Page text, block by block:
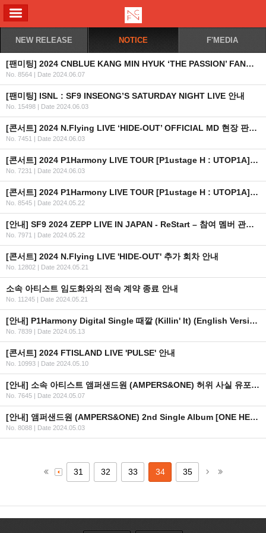
NEW RELEASE NOTICE F'MEDIA
[팬미팅] 2024 CNBLUE KANG MIN HYUK ‘THE PASSION’ FANMEETING IN JAKARTA 안내 (수정)
No. 8564 | Date 2024.06.07
[팬미팅] ISNL : SF9 INSEONG’S SATURDAY NIGHT LIVE 안내
No. 15498 | Date 2024.06.03
[콘서트] 2024 N.Flying LIVE ‘HIDE-OUT’ OFFICIAL MD 현장 판매 안내
No. 7451 | Date 2024.06.03
[콘서트] 2024 P1Harmony LIVE TOUR [P1ustage H : UTOP1A] IN MACAU 개최 안내
No. 7231 | Date 2024.06.03
[콘서트] 2024 P1Harmony LIVE TOUR [P1ustage H : UTOP1A] IN AU&NZ 개최 안내
No. 8545 | Date 2024.05.22
[안내] SF9 2024 ZEPP LIVE IN JAPAN - ReStart – 참여 멤버 관련 안내드립니다.
No. 7971 | Date 2024.05.22
[콘서트] 2024 N.Flying LIVE 'HIDE-OUT' 추가 회차 안내
No. 12802 | Date 2024.05.21
소속 아티스트 임도화와의 전속 계약 종료 안내
No. 11245 | Date 2024.05.21
[안내] P1Harmony Digital Single 때깔 (Killin' It) (English Version) 발매
No. 7839 | Date 2024.05.13
[콘서트] 2024 FTISLAND LIVE 'PULSE' 안내
No. 10993 | Date 2024.05.10
[안내] 소속 아티스트 앰퍼샌드원 (AMPERS&ONE) 허위 사실 유포 대응 관련 안내드립니다.
No. 7645 | Date 2024.05.07
[안내] 앰퍼샌드원 (AMPERS&ONE) 2nd Single Album [ONE HEARTED] 발매 기념 이벤트 in JAPAN 상세 안내
No. 8088 | Date 2024.05.03
31 32 33 34 35